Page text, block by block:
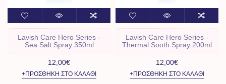
Lavish Care Hero Series -
Sea Salt Spray 350ml
12,00€
+ΠΡΟΣΘΉΚΗ ΣΤΟ ΚΑΛΆΘΙ
Lavish Care Hero Series -
Thermal Sooth Spray 200ml
12,00€
+ΠΡΟΣΘΉΚΗ ΣΤΟ ΚΑΛΆΘΙ